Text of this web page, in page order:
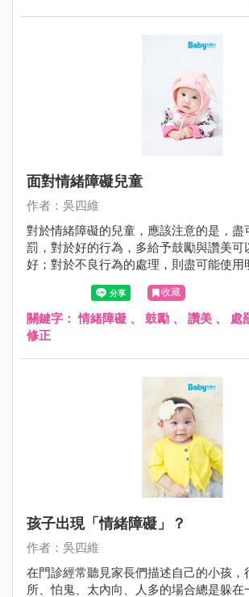
面對情緒障礙兒童
作者：吳四維
對於情緒障礙的兒童，應該注意的是，盡
罰，對於好的行為，多給予鼓勵與讚美可
好；對於不良行為的處理，則盡可能使用
語，避免情緒性的責罵。
收藏
關鍵字：情緒障礙 、 鼓勵 、 讚美 、 處
修正
孩子出現「情緒障礙」？
作者：吳四維
在門診經常聽見家長們描述自己的小孩，
所、怕鬼、太內向、人多的場合總是躲